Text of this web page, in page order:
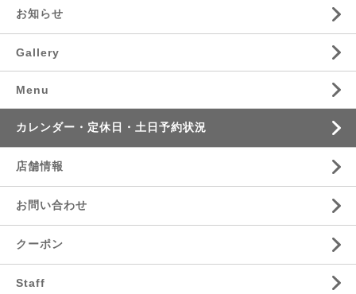
お知らせ
Gallery
Menu
カレンダー・定休日・土日予約状況
店舗情報
お問い合わせ
クーポン
Staff